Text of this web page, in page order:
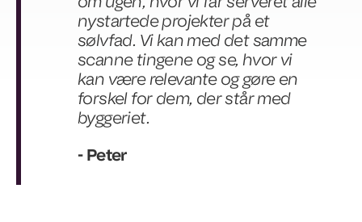
nystartede projekter på et
sølvfad. Vi kan med det samme
scanne tingene og se, hvor vi
kan være relevante og gøre en
forskel for dem, der står med
byggeriet.
- Peter